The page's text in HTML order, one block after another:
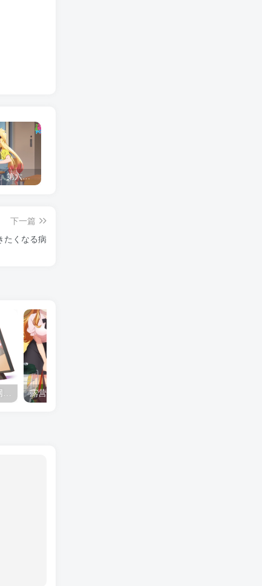
「Shine Post」第六话ED主题曲「Yellow Rose」无字幕MV公开
下一篇
たくなる病
夺妻by豌豆荚小说全文 百度网盘 Duo!